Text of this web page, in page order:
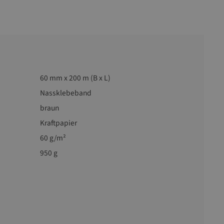
60 mm x 200 m (B x L)
Nassklebeband
braun
Kraftpapier
60 g/m²
950 g